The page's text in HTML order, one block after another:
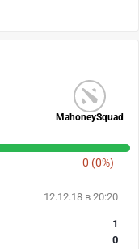
MahoneySquad
0 (0%)
12.12.18 в 20:20
1
0